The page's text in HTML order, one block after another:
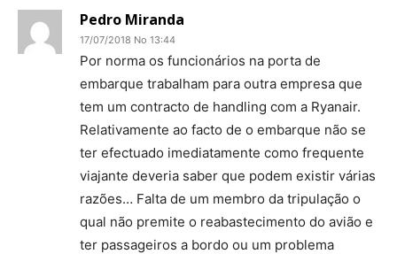
Pedro Miranda
17/07/2018 No 13:44
Por norma os funcionários na porta de
embarque trabalham para outra empresa que
tem um contracto de handling com a Ryanair.
Relativamente ao facto de o embarque não se
ter efectuado imediatamente como frequente
viajante deveria saber que podem existir várias
razões… Falta de um membro da tripulação o
qual não premite o reabastecimento do avião e
ter passageiros a bordo ou um problema